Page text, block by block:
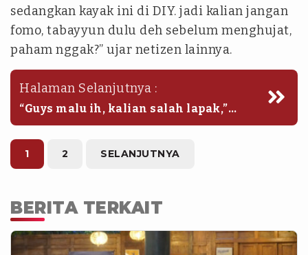
sedangkan kayak ini di DIY. jadi kalian jangan
fomo, tabayyun dulu deh sebelum menghujat,
paham nggak?” ujar netizen lainnya.
Halaman Selanjutnya :
“Guys malu ih, kalian salah lapak,”
sindir seorang netizen kepada netizen
lain.
1 2 SELANJUTNYA
BERITA TERKAIT